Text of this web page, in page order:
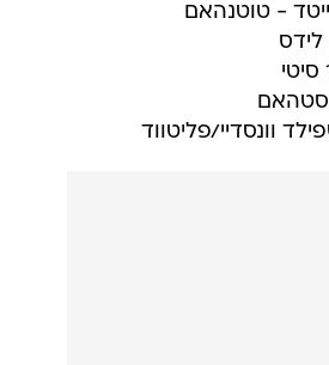
- טוטנהאם
וונסדיי/פליטווד